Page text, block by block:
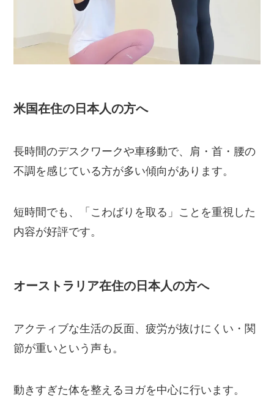
米国在住の日本人の方へ
長時間のデスクワークや車移動で、肩・首・腰の
不調を感じている方が多い傾向があります。
短時間でも、「こわばりを取る」ことを重視した
内容が好評です。
オーストラリア在住の日本人の方へ
アクティブな生活の反面、疲労が抜けにくい・関
節が重いという声も。
動きすぎた体を整えるヨガを中心に行います。